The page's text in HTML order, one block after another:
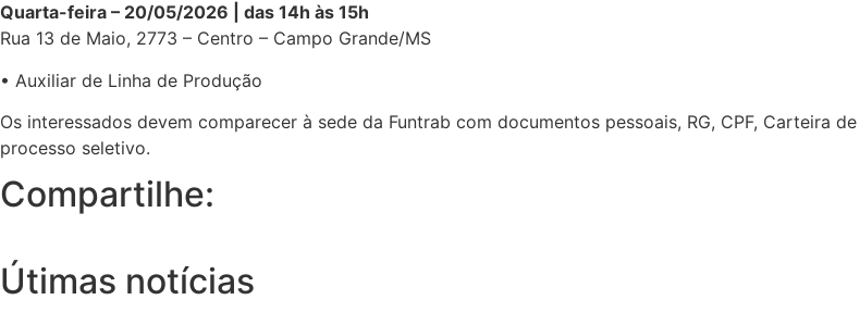
Quarta-feira – 20/05/2026 | das 14h às 15h
Rua 13 de Maio, 2773 – Centro – Campo Grande/MS
• Auxiliar de Linha de Produção
Os interessados devem comparecer à sede da Funtrab com documentos pessoais, RG, CPF, Carteira
processo seletivo.
Compartilhe:
Útimas notícias